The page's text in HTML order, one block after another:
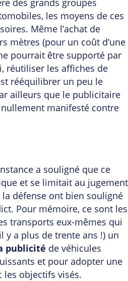
des grands groupes
les moyens de ces
Même l’achat de
mètres (pour un coût d’une
pourrait être supporté par
réutiliser les affiches de
rééquilibrer un peu le
ailleurs que le publicitaire
nullement manifesté contre
a souligné que ce
et se limitait au jugement
la défense ont bien souligné
Pour mémoire, ce sont les
transports eux-mêmes qui
y a plus de trente ans !) un
publicité de véhicules
et pour adopter une
les objectifs visés.